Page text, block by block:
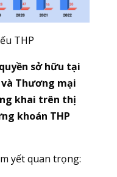
THP
sở hữu tại
và Thương mại
khai trên thị
khoán THP
yết quan trọng: